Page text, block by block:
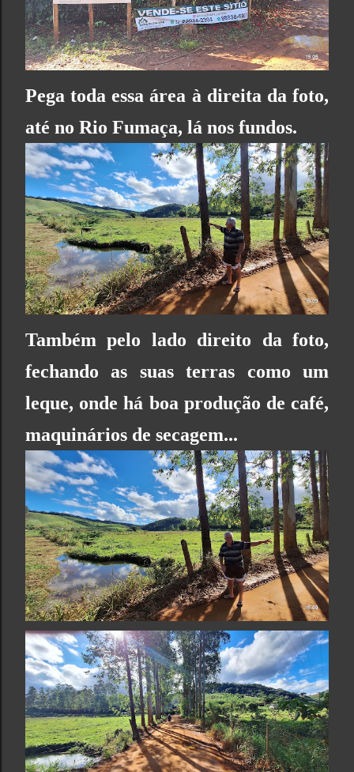
Pega toda essa área à direita da foto,
até no Rio Fumaça, lá nos fundos.
Também pelo lado direito da foto,
fechando as suas terras como um
leque, onde há boa produção de café,
maquinários de secagem...